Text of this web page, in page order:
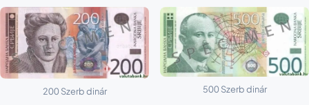
200 Szerb dinár 500 Szerb dinár